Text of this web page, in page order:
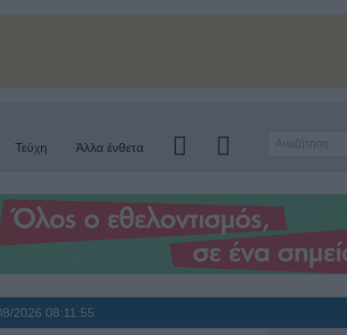
Τεύχη Άλλα ένθετα
2026 08:11:56